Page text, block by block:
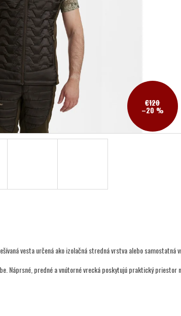
€120
–20 %
vesta určená ako izolačná stredná vrstva alebo
Náprsné, predné a vnútorné vrecká poskytujú praktický